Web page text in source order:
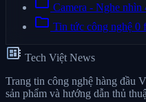
Camera - Nghe nhìn
folder Tin tức công nghệ 0
developer_board Tech Việt News
Trang tin công nghệ hàng đầu
sản phẩm và hướng dẫn thủ